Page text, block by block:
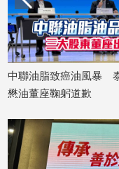
消
費
健
康/
親
子/
情
藝
福壽、福
百萬
布停更兩